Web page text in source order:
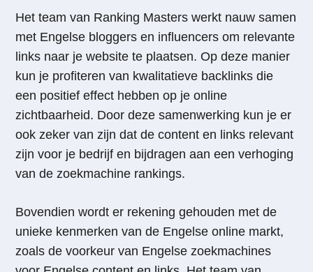
Het team van Ranking Masters werkt nauw samen
met Engelse bloggers en influencers om relevante
links naar je website te plaatsen. Op deze manier
kun je profiteren van kwalitatieve backlinks die
een positief effect hebben op je online
zichtbaarheid. Door deze samenwerking kun je er
ook zeker van zijn dat de content en links relevant
zijn voor je bedrijf en bijdragen aan een verhoging
van de zoekmachine rankings.
Bovendien wordt er rekening gehouden met de
unieke kenmerken van de Engelse online markt,
zoals de voorkeur van Engelse zoekmachines